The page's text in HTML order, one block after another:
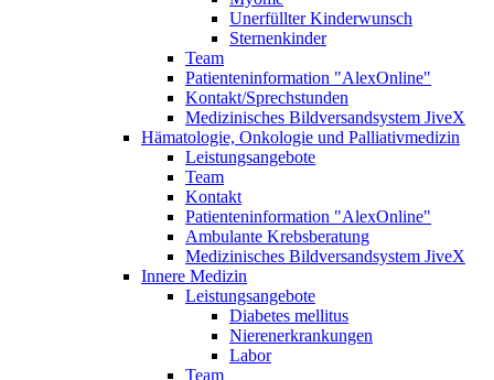
Unerfüllter Kinderwunsch
Sternenkinder
Team
Patienteninformation "AlexOnline"
Kontakt/Sprechstunden
Medizinisches Bildversandsystem JiveX
Hämatologie, Onkologie und Palliativmedizin
Leistungsangebote
Team
Kontakt
Patienteninformation "AlexOnline"
Ambulante Krebsberatung
Medizinisches Bildversandsystem JiveX
Innere Medizin
Leistungsangebote
Diabetes mellitus
Nierenerkrankungen
Labor
Team